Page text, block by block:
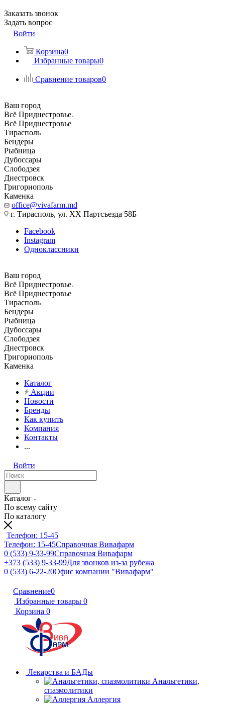
Заказать звонок
Задать вопрос
Войти
Корзина0
Избранные товары0
Сравнение товаров0
Ваш город
Всё Приднестровье
Всё Приднестровье
Тирасполь
Бендеры
Рыбница
Дубоссары
Слободзея
Днестровск
Григориополь
Каменка
office@vivafarm.md
г. Тирасполь, ул. ХХ Партсъезда 58Б
Facebook
Instagram
Одноклассники
Ваш город
Всё Приднестровье
Всё Приднестровье
Тирасполь
Бендеры
Рыбница
Дубоссары
Слободзея
Днестровск
Григориополь
Каменка
Каталог
Акции
Новости
Бренды
Как купить
Компания
Контакты
...
Войти
Каталог
По всему сайту
По каталогу
Телефон: 15-45
Телефон: 15-45Справочная Вивафарм
0 (533) 9-33-99Справочная Вивафарм
+373 (533) 9-33-99Для звонков из-за рубежа
0 (533) 6-22-20Офис компании "Вивафарм"
Сравнение0
Избранные товары 0
Корзина 0
Лекарства и БАДы
Анальгетики,
спазмолитики
Аллергия